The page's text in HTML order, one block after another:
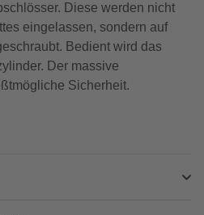
Diese werden nicht
eingelassen, sondern auf
Bedient wird das
Der massive
Sicherheit.